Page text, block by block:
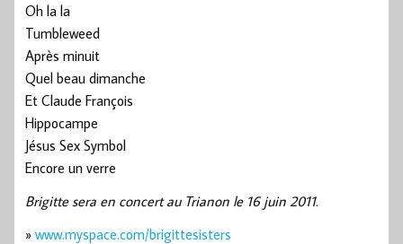
Oh la la
Tumbleweed
Après minuit
Quel beau dimanche
Et Claude François
Hippocampe
Jésus Sex Symbol
Encore un verre
Brigitte sera en concert au Trianon le 16 juin 2011.
» www.myspace.com/brigittesisters